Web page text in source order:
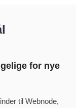
for nye
til Webnode,